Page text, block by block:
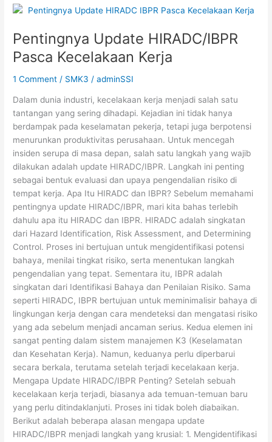
Pentingnya Update HIRADC/IBPR
Pasca Kecelakaan Kerja
1 Comment / SMK3 /adminSSI
Dalam dunia industri, kecelakaan kerja menjadi salah satu
tantangan yang sering dihadapi. Kejadian ini tidak hanya
berdampak pada keselamatan pekerja, tetapi juga berpotensi
menurunkan produktivitas perusahaan. Untuk mencegah
insiden serupa di masa depan, salah satu langkah yang wajib
dilakukan adalah update HIRADC/IBPR. Langkah ini penting
sebagai bentuk evaluasi dan upaya pengendalian risiko di
tempat kerja. Apa Itu HIRADC dan IBPR? Sebelum memahami
pentingnya update HIRADC/IBPR, mari kita bahas terlebih
dahulu apa itu HIRADC dan IBPR. HIRADC adalah singkatan
dari Hazard Identification, Risk Assessment, and Determining
Control. Proses ini bertujuan untuk mengidentifikasi potensi
bahaya, menilai tingkat risiko, serta menentukan langkah
pengendalian yang tepat. Sementara itu, IBPR adalah
singkatan dari Identifikasi Bahaya dan Penilaian Risiko. Sama
seperti HIRADC, IBPR bertujuan untuk meminimalisir bahaya di
lingkungan kerja dengan cara mendeteksi dan mengatasi risiko
yang ada sebelum menjadi ancaman serius. Kedua elemen ini
sangat penting dalam sistem manajemen K3 (Keselamatan
dan Kesehatan Kerja). Namun, keduanya perlu diperbarui
secara berkala, terutama setelah terjadi kecelakaan kerja.
Mengapa Update HIRADC/IBPR Penting? Setelah sebuah
kecelakaan kerja terjadi, biasanya ada temuan-temuan baru
yang perlu ditindaklanjuti. Proses ini tidak boleh diabaikan.
Berikut adalah beberapa alasan mengapa update
HIRADC/IBPR menjadi langkah yang krusial: 1. Mengidentifikasi
Pentingnya
HIRADC/IBPR
Pasca
Kecelakaan
Kerja